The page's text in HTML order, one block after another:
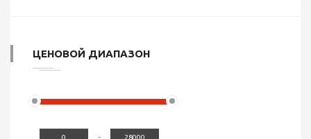
ЦЕНОВОЙ ДИАПАЗОН
-